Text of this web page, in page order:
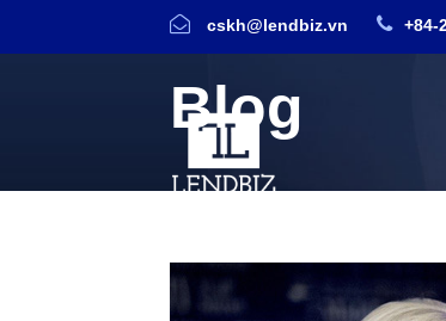
cskh@lendbiz.vn +84-
Blog